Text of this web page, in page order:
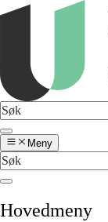
Meny
Hovedmeny